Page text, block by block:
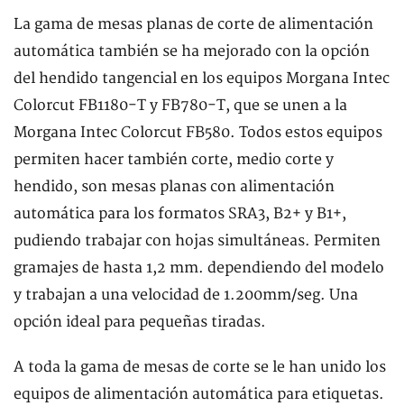
La gama de mesas planas de corte de alimentación
automática también se ha mejorado con la opción
del hendido tangencial en los equipos Morgana Intec
Colorcut FB1180-T y FB780-T, que se unen a la
Morgana Intec Colorcut FB580. Todos estos equipos
permiten hacer también corte, medio corte y
hendido, son mesas planas con alimentación
automática para los formatos SRA3, B2+ y B1+,
pudiendo trabajar con hojas simultáneas. Permiten
gramajes de hasta 1,2 mm. dependiendo del modelo
y trabajan a una velocidad de 1.200mm/seg. Una
opción ideal para pequeñas tiradas.
A toda la gama de mesas de corte se le han unido los
equipos de alimentación automática para etiquetas.